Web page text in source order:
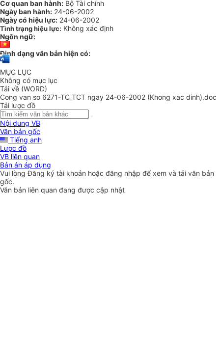
Cơ quan ban hành: Bộ Tài chính
Ngày ban hành: 24-06-2002
Ngày có hiệu lực: 24-06-2002
Tình trạng hiệu lực: Không xác định
Ngôn ngữ:
Định dạng văn bản hiện có:
MỤC LỤC
Không có mục lục
Tải về (WORD)
Cong van so 6271-TC_TCT ngay 24-06-2002 (Khong xac dinh).doc
Tải lược đồ
Nội dung VB
Văn bản gốc
Tiếng anh
Lược đồ
VB liên quan
Bản án áp dụng
Vui lòngĐăng ký tài khoản hoặc đăng nhập để xem và tải văn bản
gốc.
Văn bản liên quan đang được cập nhật